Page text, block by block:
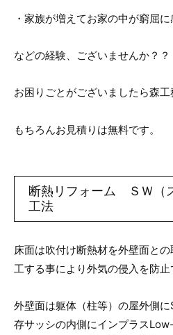
・家族が増えてお家の中が窮屈に
などの経験、ございませんか？？
お困りごとがございましたら森工
もちろんお見積りは無料です。
断熱リフォーム ＳＷ（
工法
床面は吹付け断熱材を外壁面と
工する事により外気の侵入を防止
外壁面は躯体（柱等）の屋外側
存サッシの内側にインプラス